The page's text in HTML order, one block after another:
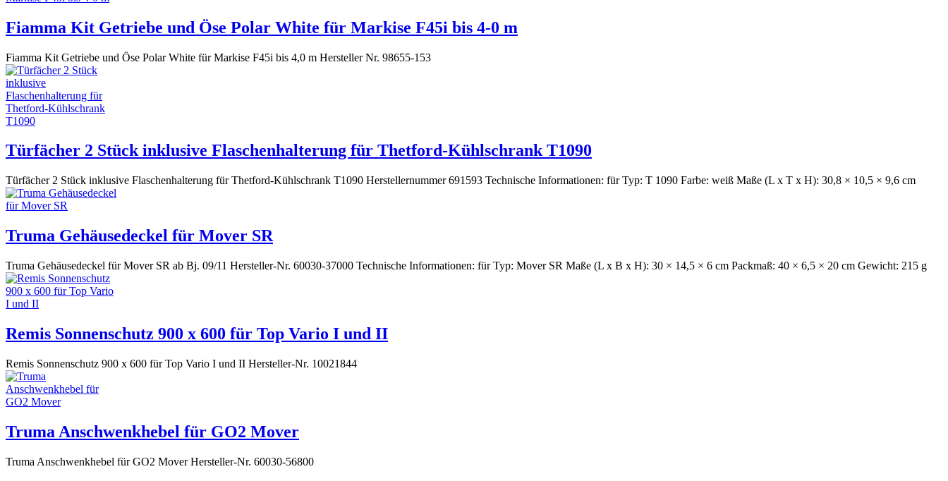
Fiamma Kit Getriebe und Öse Polar White für Markise F45i bis 4-0 m
Fiamma Kit Getriebe und Öse Polar White für Markise F45i bis 4,0 m Hersteller Nr. 98655-153
Türfächer 2 Stück inklusive Flaschenhalterung für Thetford-Kühlschrank T1090
Türfächer 2 Stück inklusive Flaschenhalterung für Thetford-Kühlschrank T1090 Herstellernummer 691593 Technische Informationen: für Typ: T 1090 Farbe: weiß Maße (L x T x H): 30,8 × 10,5 × 9,6 cm
Truma Gehäusedeckel für Mover SR
Truma Gehäusedeckel für Mover SR ab Bj. 09/11 Hersteller-Nr. 60030-37000 Technische Informationen: für Typ: Mover SR Maße (L x B x H): 30 × 14,5 × 6 cm Packmaß: 40 × 6,5 × 20 cm Gewicht: 215 g
Remis Sonnenschutz 900 x 600 für Top Vario I und II
Remis Sonnenschutz 900 x 600 für Top Vario I und II Hersteller-Nr. 10021844
Truma Anschwenkhebel für GO2 Mover
Truma Anschwenkhebel für GO2 Mover Hersteller-Nr. 60030-56800